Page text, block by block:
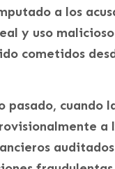
a los
y uso
cometidos
pasado, cuando
a